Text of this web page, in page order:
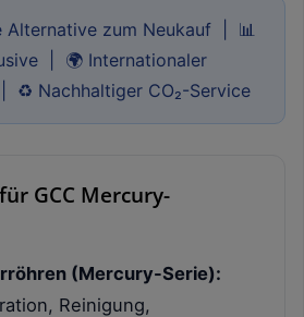
Alternative zum Neukauf | 📊
| 🌍 Internationaler
♻️ Nachhaltiger CO₂-Service
GCC Mercury-
(Mercury-Serie):
Reinigung,